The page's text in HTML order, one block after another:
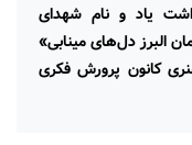
یاد و نام شهدای
البرز دل‌های مینابی»
کانون پرورش فکری